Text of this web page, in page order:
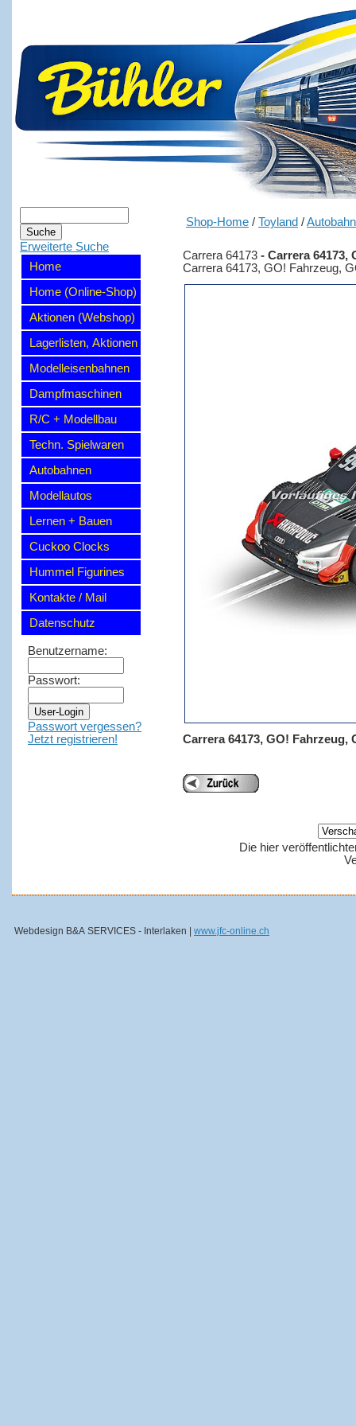
Erweiterte Suche
Home
Home (Online-Shop)
Aktionen (Webshop)
Lagerlisten, Aktionen
Modelleisenbahnen
Dampfmaschinen
R/C + Modellbau
Techn. Spielwaren
Autobahnen
Modellautos
Lernen + Bauen
Cuckoo Clocks
Hummel Figurines
Kontakte / Mail
Datenschutz
Benutzername:
Passwort:
Passwort vergessen?
Jetzt registrieren!
Shop-Home / Toyland /
Carrera 64173 - Carrera 64173,
Carrera 64173, GO! Fahrzeug,
Carrera 64173, GO! Fahrzeug,
Die hier
Webdesign B&A SERVICES - Interlaken | www.jfc-online.ch